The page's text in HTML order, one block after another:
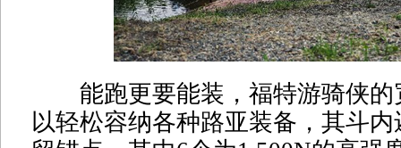
能跑更要能装，福特游骑侠的
以轻松容纳各种路亚装备，其斗